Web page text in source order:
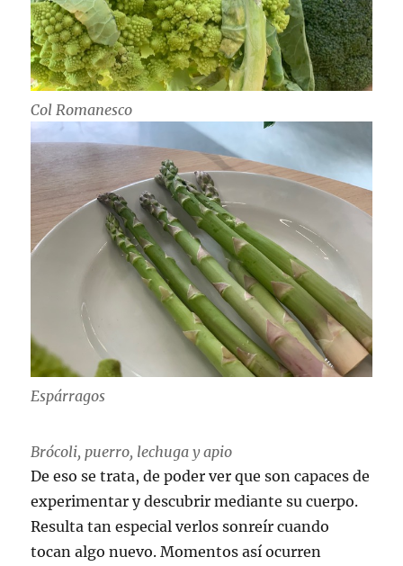
Col Romanesco
Espárragos
Brócoli, puerro, lechuga y apio
De eso se trata, de poder ver que son capaces de
experimentar y descubrir mediante su cuerpo.
Resulta tan especial verlos sonreír cuando
tocan algo nuevo. Momentos así ocurren